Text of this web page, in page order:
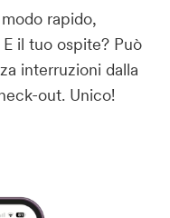
rapido,
il tuo ospite? Può
interruzioni dalla
out. Unico!